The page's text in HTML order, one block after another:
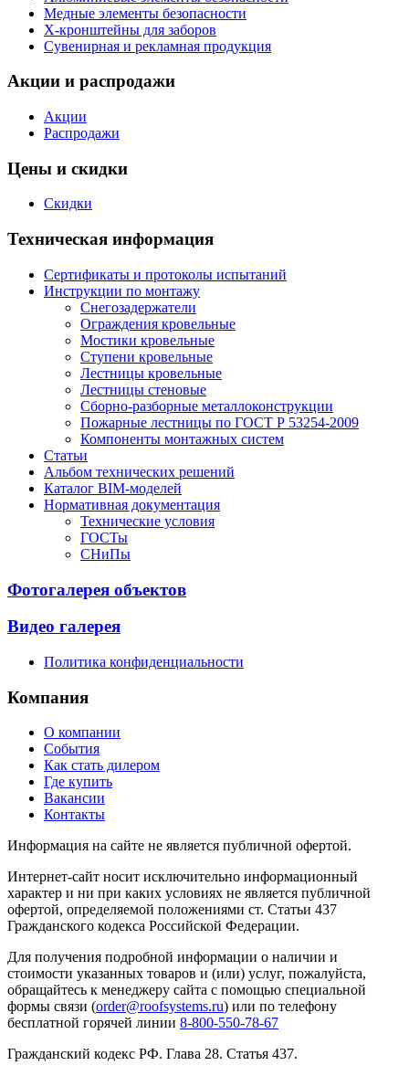
Медные элементы безопасности
X-кронштейны для заборов
Сувенирная и рекламная продукция
Акции и распродажи
Акции
Распродажи
Цены и скидки
Скидки
Техническая информация
Сертификаты и протоколы испытаний
Инструкции по монтажу
Снегозадержатели
Ограждения кровельные
Мостики кровельные
Ступени кровельные
Лестницы кровельные
Лестницы стеновые
Сборно-разборные металлоконструкции
Пожарные лестницы по ГОСТ Р 53254-2009
Компоненты монтажных систем
Статьи
Альбом технических решений
Каталог BIM-моделей
Нормативная документация
Технические условия
ГОСТы
СНиПы
Фотогалерея объектов
Видео галерея
Политика конфиденциальности
Компания
О компании
События
Как стать дилером
Где купить
Вакансии
Контакты
Информация на сайте не является публичной офертой.
Интернет-сайт носит исключительно информационный
характер и ни при каких условиях не является публичной
офертой, определяемой положениями ст. Статьи 437
Гражданского кодекса Российской Федерации.
Для получения подробной информации о наличии и
стоимости указанных товаров и (или) услуг, пожалуйста,
обращайтесь к менеджеру сайта с помощью специальной
формы связи (order@roofsystems.ru) или по телефону
бесплатной горячей линии 8-800-550-78-67
Гражданский кодекс РФ. Глава 28. Статья 437.